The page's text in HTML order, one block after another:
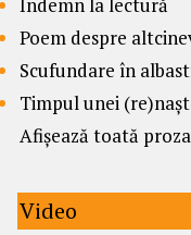
Îndemn la lectură
Poem despre
Scufundare în
Timpul unei
Afișează toată
Video